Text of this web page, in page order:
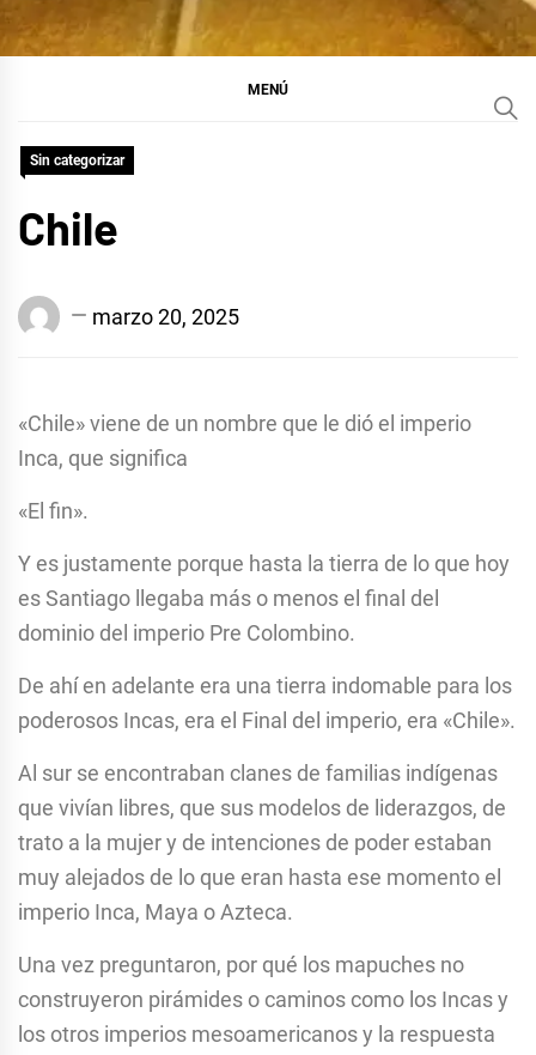
MENÚ
Sin categorizar
Chile
Edison
Baráibar
marzo 20, 2025
«Chile» viene de un nombre que le dió el imperio
Inca, que significa
«El fin».
Y es justamente porque hasta la tierra de lo que hoy
es Santiago llegaba más o menos el final del
dominio del imperio Pre Colombino.
De ahí en adelante era una tierra indomable para los
poderosos Incas, era el Final del imperio, era «Chile».
Al sur se encontraban clanes de familias indígenas
que vivían libres, que sus modelos de liderazgos, de
trato a la mujer y de intenciones de poder estaban
muy alejados de lo que eran hasta ese momento el
imperio Inca, Maya o Azteca.
Una vez preguntaron, por qué los mapuches no
construyeron pirámides o caminos como los Incas y
los otros imperios mesoamericanos y la respuesta